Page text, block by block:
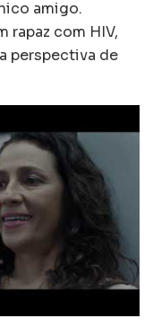
amigo.
rapaz com HIV,
perspectiva de